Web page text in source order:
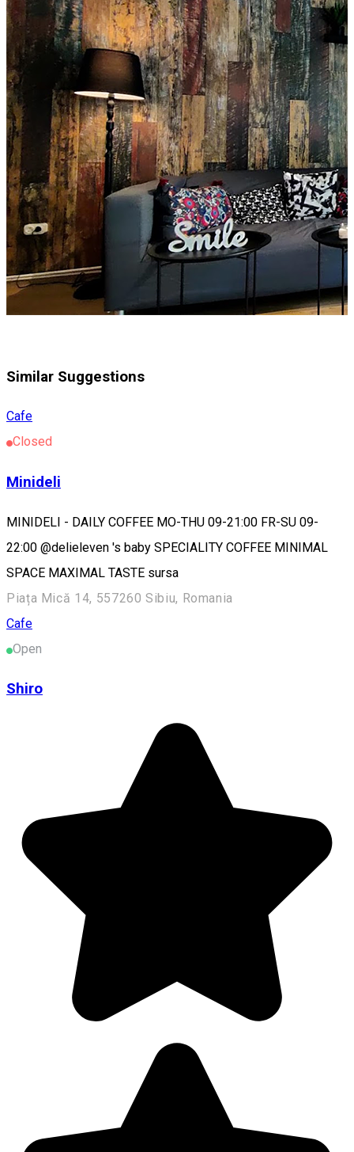
Similar Suggestions
Cafe
Closed
Minideli
MINIDELI - DAILY COFFEE MO-THU 09-21:00 FR-SU 09-
22:00 @delieleven 's baby SPECIALITY COFFEE MINIMAL
SPACE MAXIMAL TASTE sursa
Piața Mică 14, 557260 Sibiu, Romania
Cafe
Open
Shiro